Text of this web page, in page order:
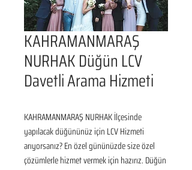
KAHRAMANMARAŞ
NURHAK Düğün LCV
Davetli Arama Hizmeti
KAHRAMANMARAŞ NURHAK İlçesinde
yapılacak düğününüz için LCV Hizmeti
arıyorsanız? En özel gününüzde size özel
çözümlerle hizmet vermek için hazırız. Düğün